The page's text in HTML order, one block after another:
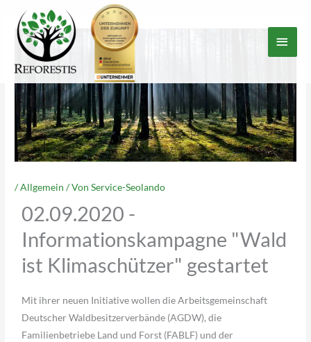
Inhalt
springen
/Allgemein / VonService-Seolando
02.09.2020 -
Informationskampagne "Wald
ist Klimaschützer" gestartet
Mit ihrer neuen Initiative wollen die Arbeitsgemeinschaft
Deutscher Waldbesitzerverbände (AGDW), die
Familienbetriebe Land und Forst (FABLF) und der